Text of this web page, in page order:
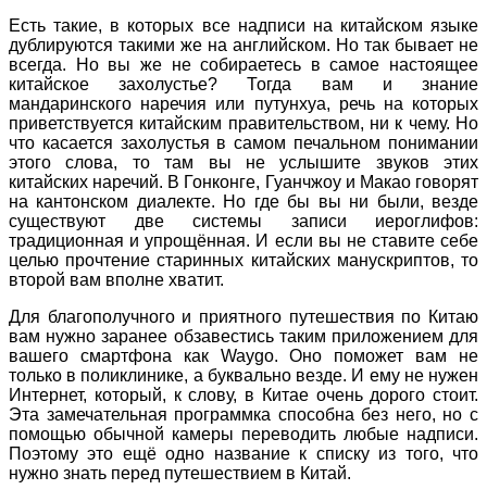
Есть такие, в которых все надписи на китайском языке
дублируются такими же на английском. Но так бывает не
всегда. Но вы же не собираетесь в самое настоящее
китайское захолустье? Тогда вам и знание
мандаринского наречия или путунхуа, речь на которых
приветствуется китайским правительством, ни к чему. Но
что касается захолустья в самом печальном понимании
этого слова, то там вы не услышите звуков этих
китайских наречий. В Гонконге, Гуанчжоу и Макао говорят
на кантонском диалекте. Но где бы вы ни были, везде
существуют две системы записи иероглифов:
традиционная и упрощённая. И если вы не ставите себе
целью прочтение старинных китайских манускриптов, то
второй вам вполне хватит.
Для благополучного и приятного путешествия по Китаю
вам нужно заранее обзавестись таким приложением для
вашего смартфона как Waygo. Оно поможет вам не
только в поликлинике, а буквально везде. И ему не нужен
Интернет, который, к слову, в Китае очень дорого стоит.
Эта замечательная программка способна без него, но с
помощью обычной камеры переводить любые надписи.
Поэтому это ещё одно название к списку из того, что
нужно знать перед путешествием в Китай.